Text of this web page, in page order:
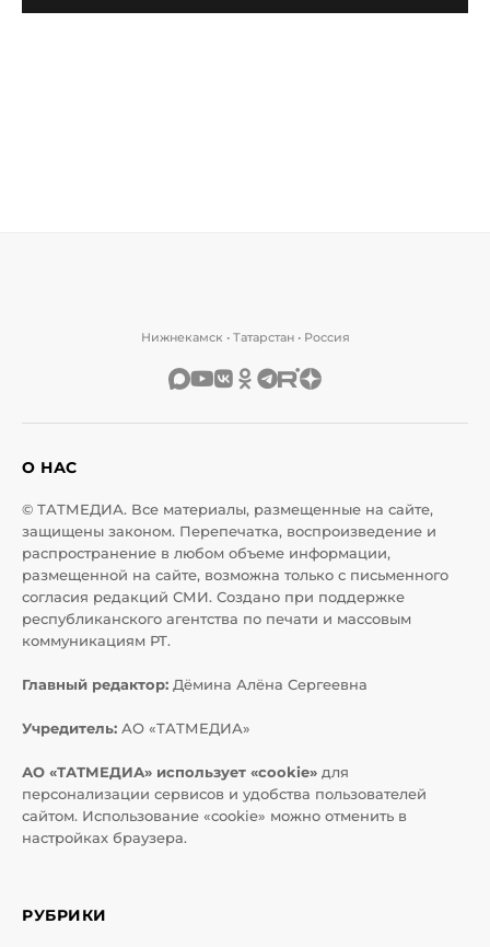
Нижнекамск • Татарстан • Россия
О НАС
© ТАТМЕДИА. Все материалы, размещенные на сайте,
защищены законом. Перепечатка, воспроизведение и
распространение в любом объеме информации,
размещенной на сайте, возможна только с письменного
согласия редакций СМИ. Создано при поддержке
республиканского агентства по печати и массовым
коммуникациям РТ.
Главный редактор: Дёмина Алёна Сергеевна
Учредитель: АО «ТАТМЕДИА»
АО «ТАТМЕДИА» использует «cookie» для
персонализации сервисов и удобства пользователей
сайтом. Использование «cookie» можно отменить в
настройках браузера.
РУБРИКИ